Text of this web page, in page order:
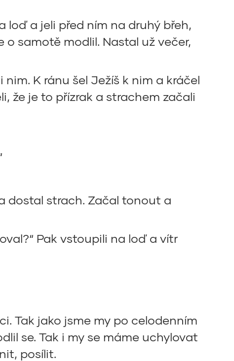
loď a jeli před ním na druhý břeh,
samotě modlil. Nastal už večer,
K ránu šel Ježíš k nim a kráčel
že je to přízrak a strachem začali
dostal strach. Začal tonout a
Pak vstoupili na loď a vítr
Tak jako jsme my po celodenním
se. Tak i my se máme uchylovat
posílit.